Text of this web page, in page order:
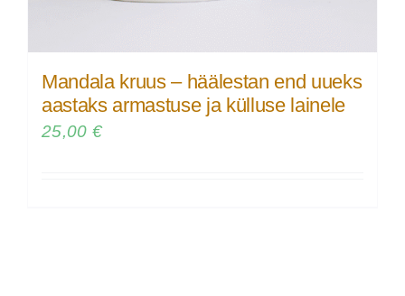
Mandala kruus – häälestan end uueks
aastaks armastuse ja külluse lainele
25,00 €